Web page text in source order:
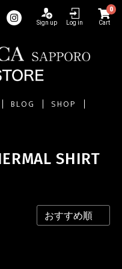
Sign up Log in
0
Cart
BLOG SHOP
SHIRT